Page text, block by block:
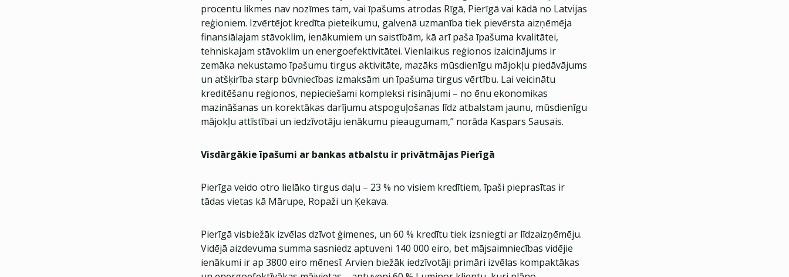
procentu likmes nav nozīmes tam, vai īpašums atrodas Rīgā, Pierīgā vai kādā no Latvijas
reģioniem. Izvērtējot kredīta pieteikumu, galvenā uzmanība tiek pievērsta aizņēmēja
finansiālajam stāvoklim, ienākumiem un saistībām, kā arī paša īpašuma kvalitātei,
tehniskajam stāvoklim un energoefektivitātei. Vienlaikus reģionos izaicinājums ir
zemāka nekustamo īpašumu tirgus aktivitāte, mazāks mūsdienīgu mājokļu piedāvājums
un atšķirība starp būvniecības izmaksām un īpašuma tirgus vērtību. Lai veicinātu
kreditēšanu reģionos, nepieciešami kompleksi risinājumi – no ēnu ekonomikas
mazināšanas un korektākas darījumu atspoguļošanas līdz atbalstam jaunu, mūsdienīgu
mājokļu attīstībai un iedzīvotāju ienākumu pieaugumam,” norāda Kaspars Sausais.
Visdārgākie īpašumi ar bankas atbalstu ir privātmājas Pierīgā
Pierīga veido otro lielāko tirgus daļu – 23 % no visiem kredītiem, īpaši pieprasītas ir
tādas vietas kā Mārupe, Ropaži un Ķekava.
Pierīgā visbiežāk izvēlas dzīvot ģimenes, un 60 % kredītu tiek izsniegti ar līdzaizņēmēju.
Vidējā aizdevuma summa sasniedz aptuveni 140 000 eiro, bet mājsaimniecības vidējie
ienākumi ir ap 3800 eiro mēnesī. Arvien biežāk iedzīvotāji primāri izvēlas kompaktākas